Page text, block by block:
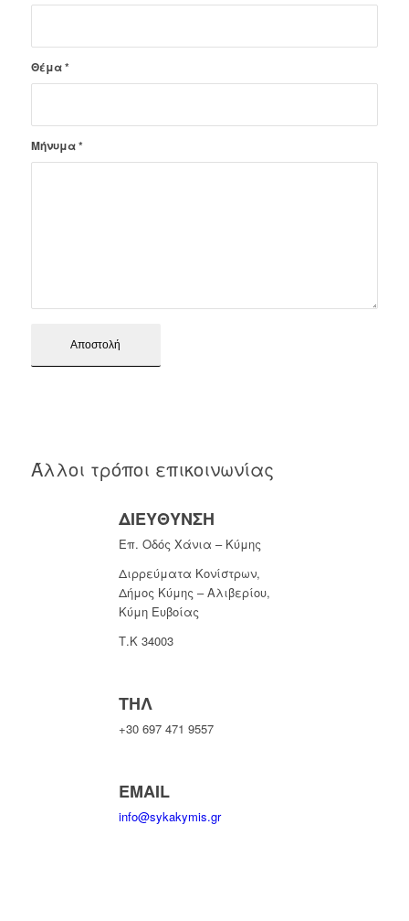
Θέμα*
Μήνυμα*
Άλλοι τρόποι επικοινωνίας
ΔΙΕΥΘΥΝΣΗ
Επ. Οδός Χάνια – Κύμης
Διρρεύματα Κονίστρων,
Δήμος Κύμης – Αλιβερίου,
Κύμη Ευβοίας
Τ.Κ 34003
ΤΗΛ
+30 697 471 9557
EMAIL
info@sykakymis.gr